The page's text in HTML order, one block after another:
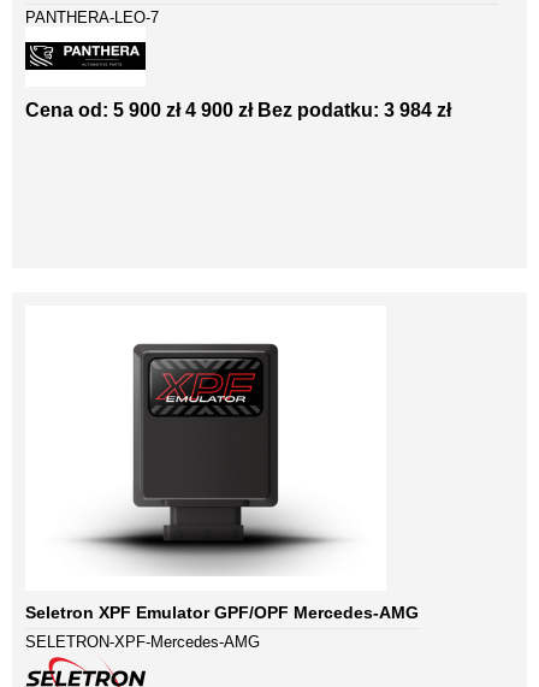
PANTHERA-LEO-7
Cena od: 5 900 zł 4 900 zł Bez podatku: 3 984 zł
Seletron XPF Emulator GPF/OPF Mercedes-AMG
SELETRON-XPF-Mercedes-AMG